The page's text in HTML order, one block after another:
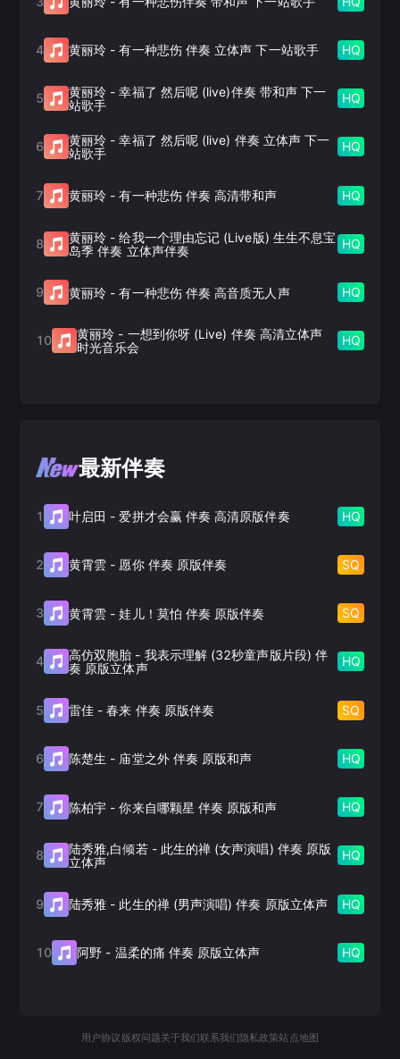
4 黄丽玲 -有一种悲伤 伴奏 立体声 下一站歌手 HQ
5 黄丽玲 -幸福了 然后呢 (live)伴奏 带和声 下一
站歌手
HQ
6 黄丽玲 -幸福了 然后呢 (live) 伴奏 立体声 下一
站歌手
HQ
7 黄丽玲 -有一种悲伤 伴奏 高清带和声 HQ
8 黄丽玲 -给我一个理由忘记 (Live版) 生生不息宝
岛季 伴奏 立体声伴奏
HQ
9 黄丽玲 -有一种悲伤 伴奏 高音质无人声 HQ
10 黄丽玲 - 一想到你呀 (Live) 伴奏 高清立体声
时光音乐会
HQ
最新伴奏
1 叶启田 -爱拼才会赢 伴奏 高清原版伴奏 HQ
2 黄霄雲 - 愿你 伴奏 原版伴奏 SQ
3 黄霄雲 -娃儿！莫怕 伴奏 原版伴奏 SQ
4 高仿双胞胎 - 我表示理解 (32秒童声版片段) 伴
奏 原版立体声
HQ
5 雷佳 -春来 伴奏 原版伴奏 SQ
6 陈楚生 - 庙堂之外 伴奏 原版和声 HQ
7 陈柏宇 -你来自哪颗星 伴奏 原版和声 HQ
8 陆秀雅,白倾若- 此生的禅 (女声演唱) 伴奏 原版
立体声
HQ
9 陆秀雅 - 此生的禅 (男声演唱) 伴奏 原版立体声 HQ
10 阿野 - 温柔的痛 伴奏 原版立体声 HQ
用户协议 版权问题关于我们联系我们 隐私政策站点地图